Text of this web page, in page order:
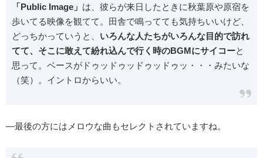
「Public Image」 は、彼らが来日したときに秋葉原や原宿を
歩いてる映像を観てて。田舎で鳴ってても気持ちいいけど、
どっちかっていうと、 いろんな人たちがいろんな目的で訪れ
てて、そこに敢えて紛れ込んで行く時のBGMにサイコーと
思って。ベースがドゥッドゥッドゥッドゥッ・・・みたいな
（笑）。イントロからいい。
―最後の方にはメロウな曲もセレクトされていますね。